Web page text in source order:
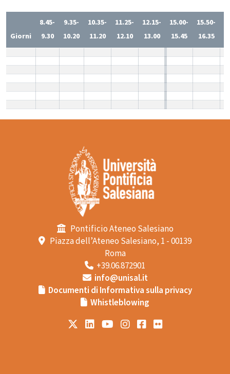
Giorni
8.45-
9.30
9.35-
10.20
10.35-
11.20
11.25-
12.10
12.15-
13.00
15.00-
15.45
15.50-
16.35
Pontificio Ateneo Salesiano
Piazza dell’Ateneo Salesiano, 1 - 00139
Roma
+39.06.872901
info@unisal.it
Documenti di Informativa sulla privacy
Whistleblowing